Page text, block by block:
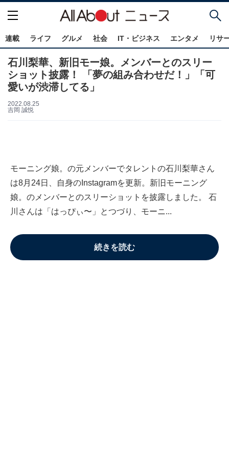
連載 ライフ グルメ 社会 IT・ビジネス エンタメ リサ
石川梨華、新旧モー娘。メンバーとのスリー
ショット披露！ 「夢の組み合わせだ！」「可
愛いが渋滞してる」
2022.08.25
吉岡 誠悦
モーニング娘。の元メンバーでタレントの石川梨華さん
は8月24日、自身のInstagramを更新。新旧モーニング
娘。のメンバーとのスリーショットを披露しました。 石
川さんは「はっぴぃ〜」とつづり、モーニ...
続きを読む